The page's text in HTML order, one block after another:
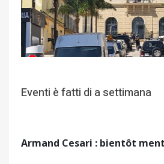
Précédent
Eventi è fatti di a settimana
Armand Cesari : bientôt